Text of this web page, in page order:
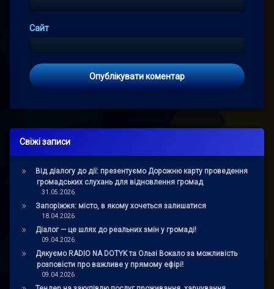
Сайт
Свіжі записи
Від діалогу до дії: презентуємо Дорожню карту проведення
громадських слухань для відновлення громад
31.05.2026
Запоріжжя: місто, в якому хочеться залишатися
18.04.2026
Діалог — це шлях до реальних змін у громаді!
09.04.2026
Дякуємо RADIO NA DOTYK та Ользі Вокало за можливість
розповісти про важливе у прямому ефірі!
09.04.2026